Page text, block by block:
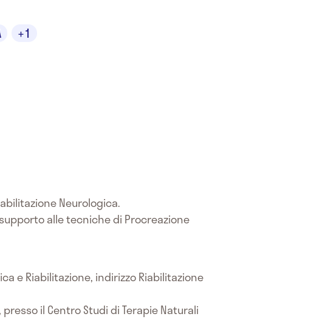
+1
Neurologica.
alle tecniche di Procreazione
e Riabilitazione, indirizzo Riabilitazione
il Centro Studi di Terapie Naturali